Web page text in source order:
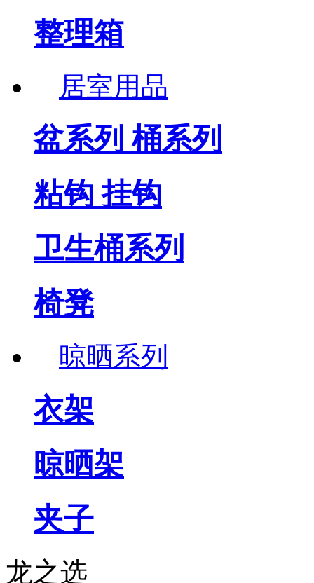
整理箱
居室用品
盆系列 桶系列
粘钩 挂钩
卫生桶系列
椅凳
晾晒系列
衣架
晾晒架
夹子
龙之选